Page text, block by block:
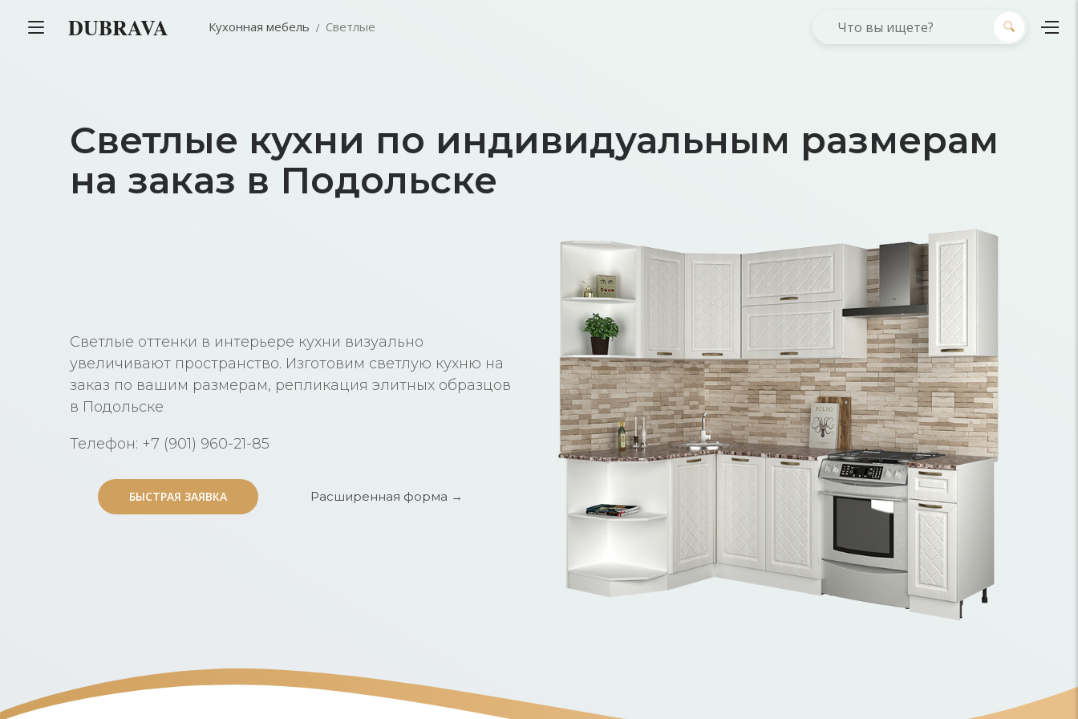
Светлые кухни по индивидуальным размерам
на заказ в Подольске
Светлые оттенки в интерьере кухни визуально
увеличивают пространство. Изготовим светлую кухню на
заказ по вашим размерам, репликация элитных образцов
в Подольске
Телефон: +7 (901) 960-21-85
БЫСТРАЯ ЗАЯВКА
БЫСТРАЯ ЗАЯВКА Расширенная форма →
DUBRAVA Кухонная мебель Светлые